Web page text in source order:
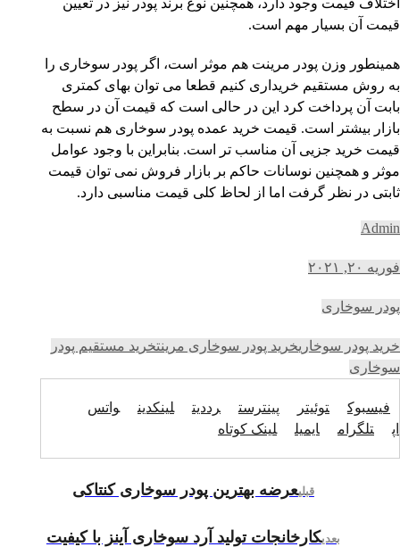
اختلاف قیمت وجود دارد، همچنین نوع برند پودر نیز در تعیین
قیمت آن بسیار مهم است.
همینطور وزن پودر مرینت هم موثر است، اگر پودر سوخاری را
به روش مستقیم خریداری کنیم قطعا می توان بهای کمتری
بابت آن پرداخت کرد این در حالی است که قیمت آن در سطح
بازار بیشتر است. قیمت خرید عمده پودر سوخاری هم نسبت به
قیمت خرید جزیی آن مناسب تر است. بنابراین با وجود عوامل
موثر و همچنین نوسانات حاکم بر بازار فروش نمی توان قیمت
ثابتی در نظر گرفت اما از لحاظ کلی قیمت مناسبی دارد.
Admin
فوریه ۲۰, ۲۰۲۱
پودر سوخاری
خرید پودر سوخاریخرید پودر سوخاری مرینتخرید مستقیم پودر
سوخاری
فیسبوک توئیتر پینترست رددیت لینکدین
واتس
اپ
تلگرام ایمیل لینک کوتاه
قبلیعرضه بهترین پودر سوخاری کنتاکی
بعدیکارخانجات تولید آرد سوخاری آینز با کیفیت